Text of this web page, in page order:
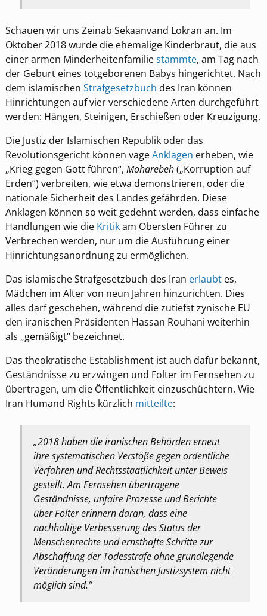
Schauen wir uns Zeinab Sekaanvand Lokran an. Im
Oktober 2018 wurde die ehemalige Kinderbraut, die aus
einer armen Minderheitenfamiliestammte, am Tag nach
der Geburt eines totgeborenen Babys hingerichtet. Nach
dem islamischen Strafgesetzbuch des Iran können
Hinrichtungen auf vier verschiedene Arten durchgeführt
werden: Hängen, Steinigen, Erschießen oder Kreuzigung.
Die Justiz der Islamischen Republik oder das
Revolutionsgericht können vageAnklagen erheben, wie
„Krieg gegen Gott führen“, Moharebeh(„Korruption auf
Erden“) verbreiten, wie etwa demonstrieren, oder die
nationale Sicherheit des Landes gefährden. Diese
Anklagen können so weit gedehnt werden, dass einfache
Handlungen wie die Kritikam Obersten Führer zu
Verbrechen werden, nur um die Ausführung einer
Hinrichtungsanordnung zu ermöglichen.
Das islamische Strafgesetzbuch des Iran erlaubtes,
Mädchen im Alter von neun Jahren hinzurichten. Dies
alles darf geschehen, während die zutiefst zynische EU
den iranischen Präsidenten Hassan Rouhani weiterhin
als „gemäßigt“ bezeichnet.
Das theokratische Establishment ist auch dafür bekannt,
Geständnisse zu erzwingen und Folter im Fernsehen zu
übertragen, um die Öffentlichkeit einzuschüchtern. Wie
Iran Humand Rights kürzlich mitteilte:
„2018 haben die iranischen Behörden erneut
ihre systematischen Verstöße gegen ordentliche
Verfahren und Rechtsstaatlichkeit unter Beweis
gestellt. Am Fernsehen übertragene
Geständnisse, unfaire Prozesse und Berichte
über Folter erinnern daran, dass eine
nachhaltige Verbesserung des Status der
Menschenrechte und ernsthafte Schritte zur
Abschaffung der Todesstrafe ohne grundlegende
Veränderungen im iranischen Justizsystem nicht
möglich sind.“